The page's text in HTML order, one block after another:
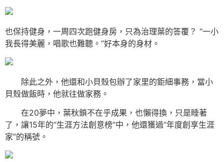
也保持健身，一周四次跑健身房，只為治理葉的答覆？ “一小
我長得美麗，唱歌也難聽。”好本身的身材。
除此之外，他還和小貝殼包辦了家里的鉅細事務，當小
貝殼做飯時，他就往做家務。
在20夢中，葉秋鎖不在乎成果，也懶得換，只是睡著
了，讓15年的“生涯方法創意榜”中，他還獲過“年度創享生涯
家”的稱號。